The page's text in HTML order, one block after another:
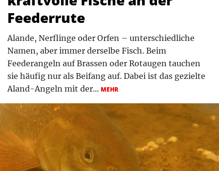
Feederrute
Alande, Nerflinge oder Orfen – unterschiedliche
Namen, aber immer derselbe Fisch. Beim
Feederangeln auf Brassen oder Rotaugen tauchen
sie häufig nur als Beifang auf. Dabei ist das gezielte
Aland-Angeln mit der... MEHR